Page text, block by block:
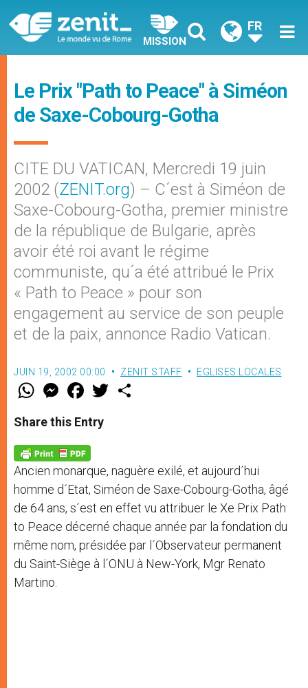
MISSION
FR
Le Prix "Path to Peace" à Siméon
de Saxe-Cobourg-Gotha
CITE DU VATICAN, Mercredi 19 juin
2002 (ZENIT.org) – C´est à Siméon de
Saxe-Cobourg-Gotha, premier ministre
de la république de Bulgarie, après
avoir été roi avant le régime
communiste, qu´a été attribué le Prix
« Path to Peace » pour son
engagement au service de son peuple
et de la paix, annonce Radio Vatican.
JUIN 19, 2002 00:00 ZENIT STAFF EGLISES LOCALES
W
t
s
p
p
M
e
s
e
g
e
r
F
a
e
b
o
k
w
Share this Entry
Ancien monarque, naguère exilé, et aujourd´hui
homme d´Etat, Siméon de Saxe-Cobourg-Gotha, âgé
de 64 ans, s´est en effet vu attribuer le Xe Prix Path
to Peace décerné chaque année par la fondation du
même nom, présidée par l´Observateur permanent
du Saint-Siège à l´ONU à New-York, Mgr Renato
Martino.